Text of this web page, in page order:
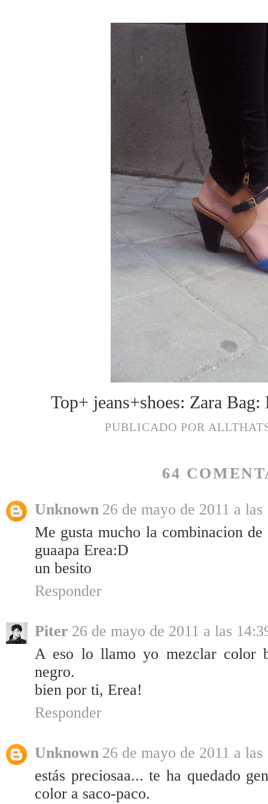
Top+ jeans+shoes: Zara
PUBLICADO POR
64
Unknown 26 de mayo de 2011 a las
Me gusta mucho la combinacion
guaapa Erea:D
un besito
Responder
Piter 26 de mayo de 2011 a las
A eso lo llamo yo mezclar color
negro.
bien por ti, Erea!
Responder
Unknown 26 de mayo de 2011 a las
estás preciosaa... te ha quedado
color a saco-paco.